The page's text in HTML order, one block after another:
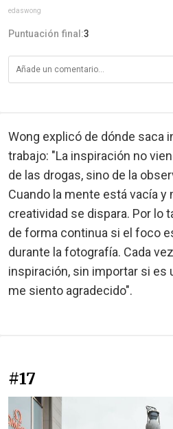
edaswong
Puntuación final:3
Wong explicó de dónde saca
trabajo: "La inspiración no
de las drogas, sino de la
Cuando la mente está vacía y
creatividad se dispara. Por lo
de forma continua si el foco
durante la fotografía. Cada
inspiración, sin importar si es
me siento agradecido".
#17